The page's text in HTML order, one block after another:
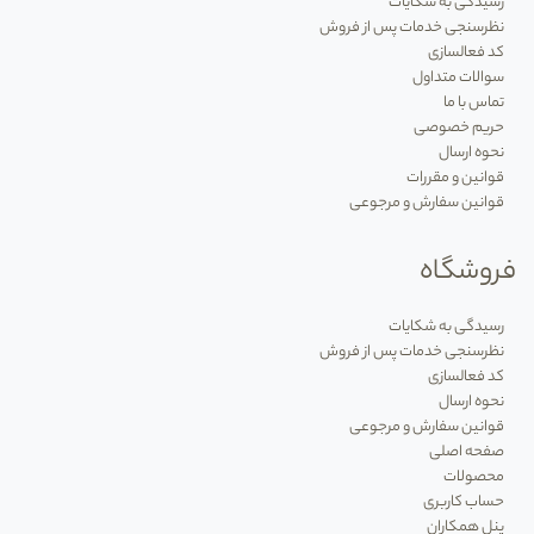
یک تجربه سینمایی واقعی در فضای پذیرایی. این
همه‌فن‌حریف مهمانی مجهز به باندهای بزرگ، ورودی
خواب یا سیستم‌های گیمینگ که تمرکز اصلی آن‌ها روی
نظرسنجی خدمات پس از فروش
کد فعالسازی
سوالات متداول
تماس با ما
حریم خصوصی
نحوه ارسال
قوانین و مقررات
قوانین سفارش و مرجوعی
فروشگاه
رسیدگی به شکایات
نظرسنجی خدمات پس از فروش
کد فعالسازی
نحوه ارسال
قوانین سفارش و مرجوعی
صفحه اصلی
محصولات
حساب کاربری
پنل همکاران